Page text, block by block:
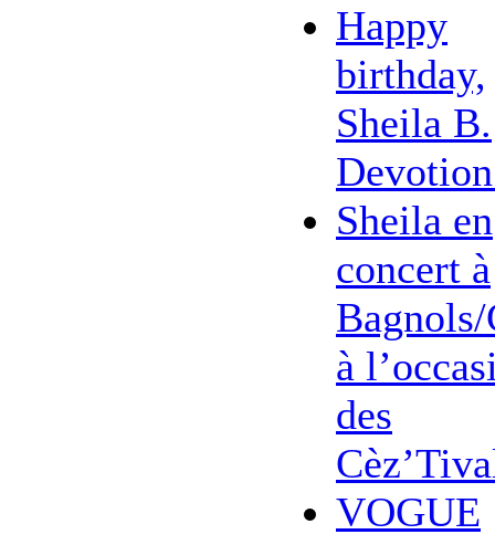
Happy
birthday,
Sheila B.
Sheila en
concert à
Bagnols/
à
des
VOGUE